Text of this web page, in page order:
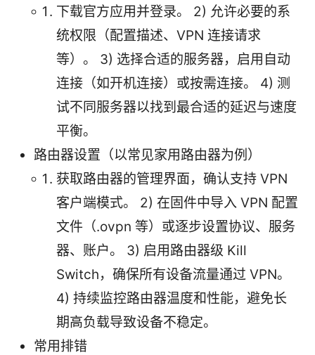
下载官方应用并登录。 2) 允许必要的系
统权限（配置描述、VPN 连接请求
等）。 3) 选择合适的服务器，启用自动
连接（如开机连接）或按需连接。 4) 测
试不同服务器以找到最合适的延迟与速度
平衡。
路由器设置（以常见家用路由器为例）
获取路由器的管理界面，确认支持 VPN
客户端模式。 2) 在固件中导入 VPN 配置
文件（.ovpn 等）或逐步设置协议、服务
器、账户。 3) 启用路由器级 Kill
Switch，确保所有设备流量通过 VPN。
4) 持续监控路由器温度和性能，避免长
期高负载导致设备不稳定。
常用排错